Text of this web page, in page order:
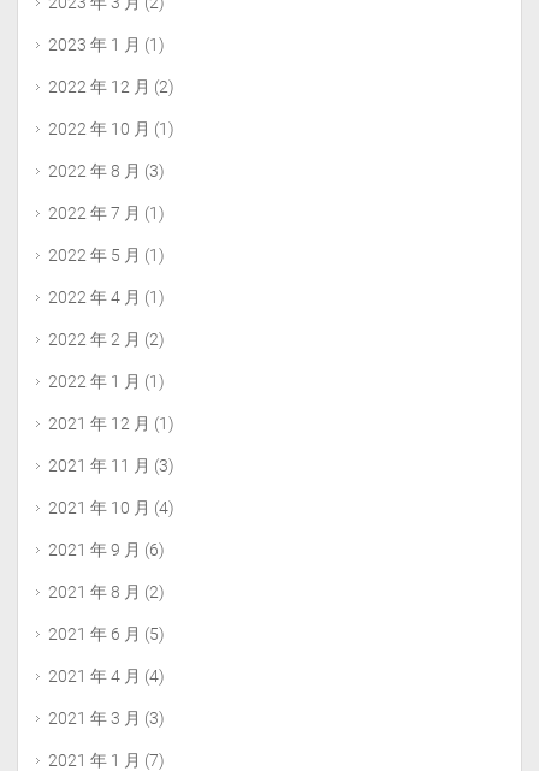
2023 年 1 月 (1)
2022 年 12 月 (2)
2022 年 10 月 (1)
2022 年 8 月 (3)
2022 年 7 月 (1)
2022 年 5 月 (1)
2022 年 4 月 (1)
2022 年 2 月 (2)
2022 年 1 月 (1)
2021 年 12 月 (1)
2021 年 11 月 (3)
2021 年 10 月 (4)
2021 年 9 月 (6)
2021 年 8 月 (2)
2021 年 6 月 (5)
2021 年 4 月 (4)
2021 年 3 月 (3)
2021 年 1 月 (7)